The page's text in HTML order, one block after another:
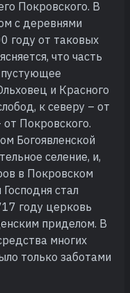
Покровского. В
с деревнями
году от таковых
что часть
пустующее
и Красного
к северу – от
Покровского.
Богоявленской
селение, и,
в Покровском
стал
году церковь
приделом. В
многих
только заботами